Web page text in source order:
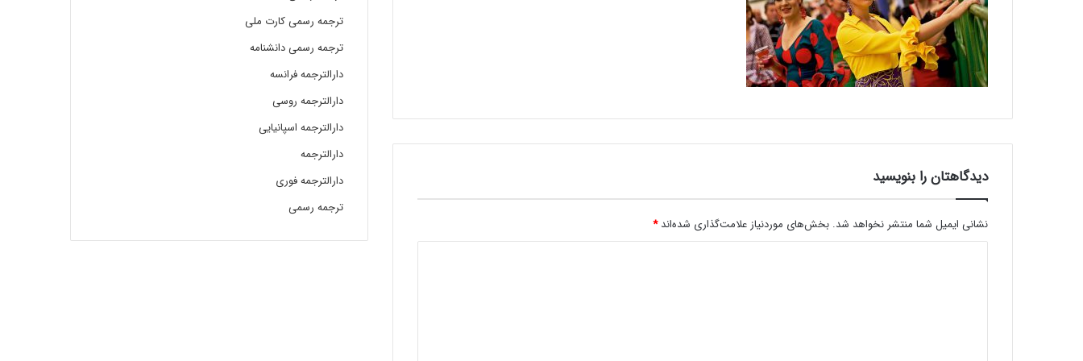
دیدگاهتان را بنویسید
نشانی ایمیل شما منتشر نخواهد شد. بخش‌های موردنیاز علامت‌گذاری شده‌اند*
ترجمه رسمی کارت ملی
ترجمه رسمی دانشنامه
دارالترجمه فرانسه
دارالترجمه روسی
دارالترجمه اسپانیایی
دارالترجمه
دارالترجمه فوری
ترجمه رسمی